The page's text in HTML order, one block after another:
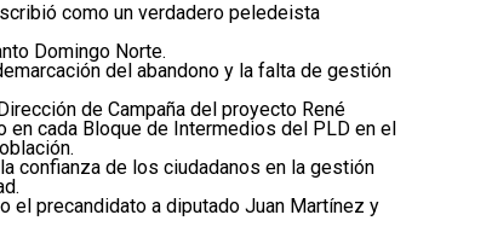
como un verdadero peledeista
Domingo Norte.
del abandono y la falta de gestión
de Campaña del proyecto René
en cada Bloque de Intermedios del PLD en el
confianza de los ciudadanos en la gestión
el precandidato a diputado Juan Martínez y